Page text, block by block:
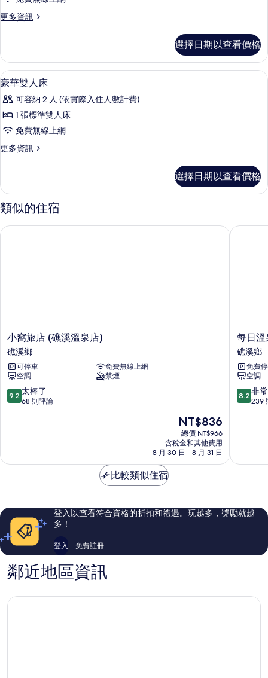
片
情
人
的
所
有
相
片
更多資訊
更
雙
人
房
詳
情
選擇日期以查看價格
顯
示
豪
華
人
的
所
有
相
12
豪華雙人床
可容納 2 人 (依實際入住人數計費)
1 張標準雙人床
免費無線上網
更多資訊
更
雙
人
床
詳
選擇日期以查看價格
類似的住宿
小
窩
旅
店
(礁
溪
溫
小窩旅店 (礁溪溫泉店)
礁溪鄉
可停車
免費無線上網
空調
禁煙
9.2
分，
棒
評
論
9.2 太棒了
68 則評論
現
在
價
格
為
NT$836
總價 NT$966
含稅金和其他費用
8 月 30 日 - 8 月 31 日
小窩旅店 (礁溪溫泉店)
每
日
溫
泉
旅
店
礁
每日溫
礁溪鄉
免費
空調
8.2
分，
常
評
論
8.2 非
239
每日溫
比較類似住宿
登入以查看符合資格的折扣和禮遇。玩越多，獎勵就越
多！
登入 免費註冊
鄰近地區資訊